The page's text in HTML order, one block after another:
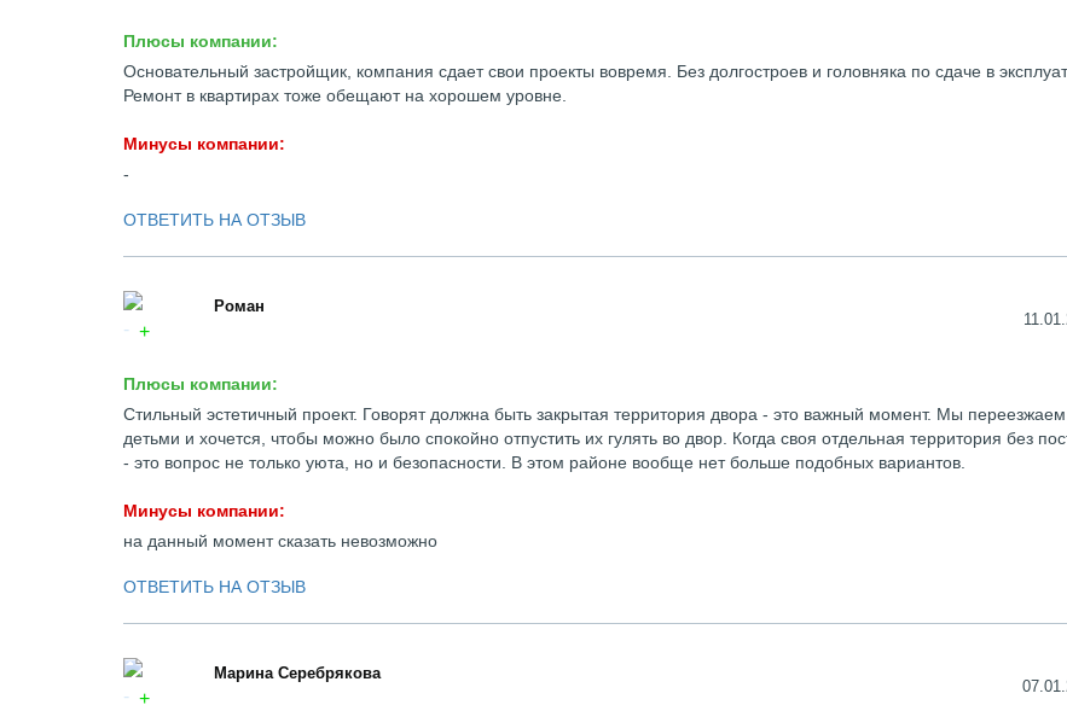
Плюсы компании:
Основательный застройщик, компания сдает свои проекты вовремя. Без долгостроев и головняка по сдаче в
Ремонт в квартирах тоже обещают на хорошем уровне.
Минусы компании:
-
ОТВЕТИТЬ НА ОТЗЫВ
Роман
Плюсы компании:
Стильный эстетичный проект. Говорят должна быть закрытая территория двора - это важный момент. Мы
детьми и хочется, чтобы можно было спокойно отпустить их гулять во двор. Когда своя отдельная территория без
- это вопрос не только уюта, но и безопасности. В этом районе вообще нет больше подобных вариантов.
Минусы компании:
на данный момент сказать невозможно
ОТВЕТИТЬ НА ОТЗЫВ
Марина Серебрякова